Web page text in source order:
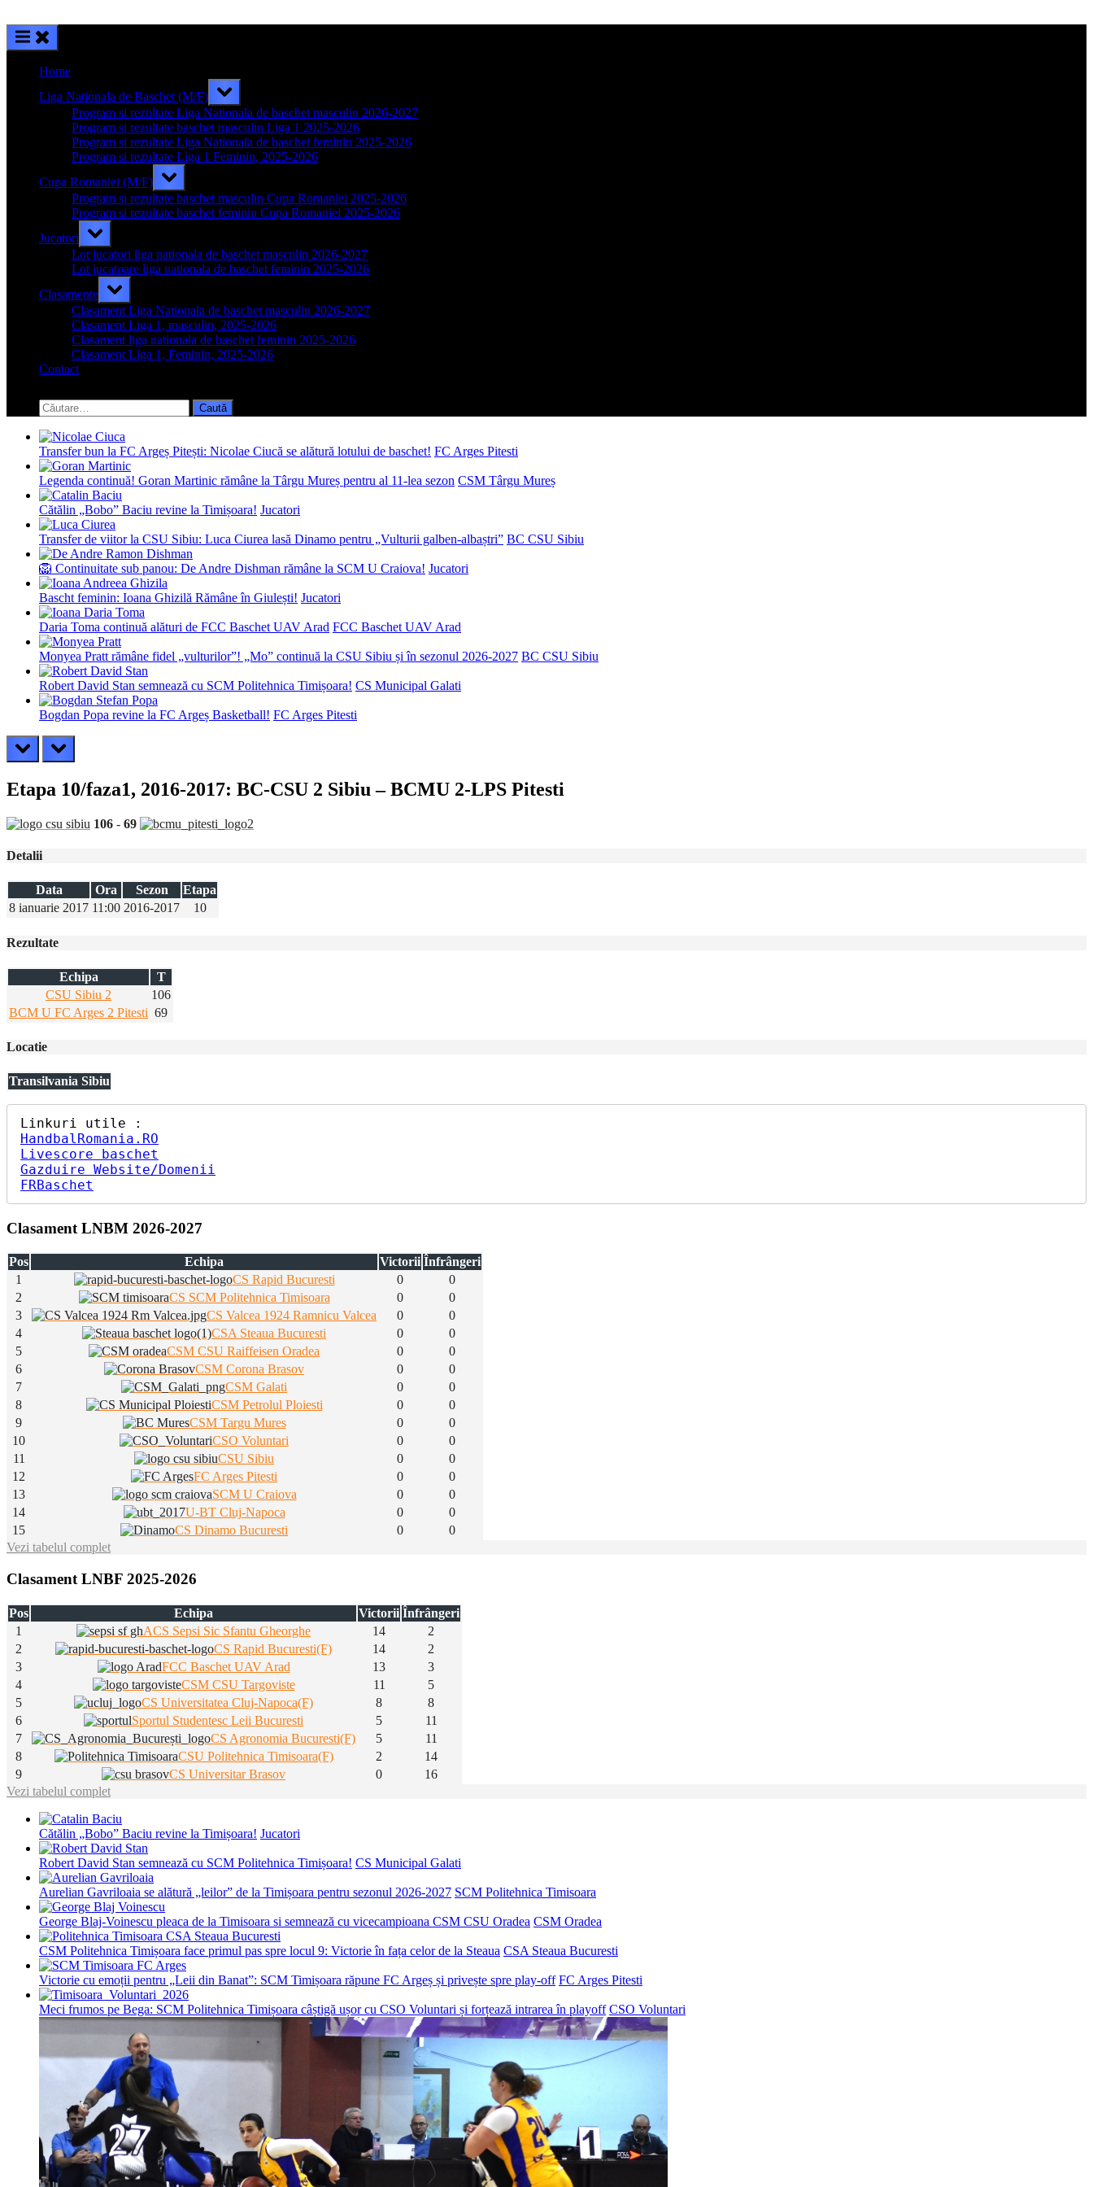
Home
Liga Nationala de Baschet (M/F)
Toggle
sub-
menu
Program si rezultate Liga Nationala de baschet masculin 2026-2027
Program si rezultate baschet masculin Liga 1 2025-2026
Program si rezultate Liga Nationala de baschet feminin 2025-2026
Program si rezultate Liga 1 Feminin, 2025-2026
Cupa Romaniei (M/F)
Toggle
sub-
menu
Program si rezultate baschet masculin Cupa Romaniei 2025-2026
Program si rezultate baschet feminin Cupa Romaniei 2025-2026
Jucatori
Toggle
sub-
menu
Lot jucatori liga nationala de baschet masculin 2026-2027
Lot jucatoare liga nationala de baschet feminin 2025-2026
Clasamente
Toggle
sub-
menu
Clasament Liga Nationala de baschet masculin 2026-2027
Clasament Liga 1, masculin, 2025-2026
Clasament liga nationala de baschet feminin 2025-2026
Clasament Liga 1, Feminin, 2025-2026
Contact
search
form
Caută
după:
Transfer bun la FC Argeș Pitești: Nicolae Ciucă se alătură lotului de baschet! FC Arges Pitesti
Legenda continuă! Goran Martinic rămâne la Târgu Mureș pentru al 11-lea sezon CSM Târgu Mureș
Cătălin „Bobo” Baciu revine la Timișoara! Jucatori
Transfer de viitor la CSU Sibiu: Luca Ciurea lasă Dinamo pentru „Vulturii galben-albaștri” BC CSU Sibiu
🦁 Continuitate sub panou: De Andre Dishman rămâne la SCM U Craiova! Jucatori
Bascht feminin: Ioana Ghizilă Rămâne în Giulești! Jucatori
Daria Toma continuă alături de FCC Baschet UAV Arad FCC Baschet UAV Arad
Monyea Pratt rămâne fidel „vulturilor”! „Mo” continuă la CSU Sibiu și în sezonul 2026-2027 BC CSU Sibiu
Robert David Stan semnează cu SCM Politehnica Timișoara! CS Municipal Galati
Bogdan Popa revine la FC Argeș Basketball! FC Arges Pitesti
prev next
Etapa 10/faza1, 2016-2017: BC-CSU 2 Sibiu – BCMU 2-LPS Pitesti
106 - 69
Detalii
Data Ora Sezon
Etapa
8 ianuarie 2017 11:00 2016-2017 10
Rezultate
Echipa
T
CSU Sibiu 2
106
BCM U FC Arges 2 Pitesti 69
Locatie
Transilvania Sibiu
HandbalRomania.RO
Livescore baschet
Gazduire Website/Domenii
FRBaschet
Clasament LNBM 2026-2027
Pos Echipa Victorii Înfrângeri
1
CS Rapid Bucuresti 0
0
2
CS SCM Politehnica Timisoara 0
0
3
CS Valcea 1924 Ramnicu Valcea 0
0
4
CSA Steaua Bucuresti 0
0
5
CSM CSU Raiffeisen Oradea 0
0
6
CSM Corona Brasov 0
0
7
CSM Galati 0
0
8
CSM Petrolul Ploiesti 0
0
9
CSM Targu Mures 0
0
10
CSO Voluntari 0
0
11
CSU Sibiu 0
0
12
FC Arges Pitesti 0
0
13
SCM U Craiova 0
0
14
U-BT Cluj-Napoca 0
0
15
CS Dinamo Bucuresti 0
0
Vezi tabelul complet
Clasament LNBF 2025-2026
Pos Echipa Victorii Înfrângeri
1
ACS Sepsi Sic Sfantu Gheorghe 14
2
2
CS Rapid Bucuresti(F) 14
2
3
FCC Baschet UAV Arad 13
3
4
CSM CSU Targoviste 11
5
5
CS Universitatea Cluj-Napoca(F) 8
8
6
Sportul Studentesc Leii Bucuresti 5
11
7
CS Agronomia Bucuresti(F) 5
11
8
CSU Politehnica Timisoara(F) 2
14
9
CS Universitar Brasov 0
16
Vezi tabelul complet
Cătălin „Bobo” Baciu revine la Timișoara! Jucatori
Robert David Stan semnează cu SCM Politehnica Timișoara! CS Municipal Galati
Aurelian Gavriloaia se alătură „leilor” de la Timișoara pentru sezonul 2026-2027 SCM Politehnica Timisoara
George Blaj-Voinescu pleaca de la Timisoara si semnează cu vicecampioana CSM CSU Oradea CSM Oradea
CSM Politehnica Timișoara face primul pas spre locul 9: Victorie în fața celor de la Steaua CSA Steaua Bucuresti
Victorie cu emoții pentru „Leii din Banat”: SCM Timișoara răpune FC Argeș și privește spre play-off FC Arges Pitesti
Meci frumos pe Bega: SCM Politehnica Timișoara câștigă ușor cu CSO Voluntari și forțează intrarea în playoff CSO Voluntari